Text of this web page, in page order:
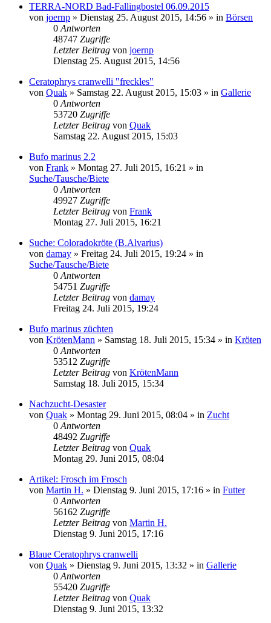
TERRA-NORD Bad-Fallingbostel 06.09.2015
von joernp » Dienstag 25. August 2015, 14:56 » in Börsen
0 Antworten
48747 Zugriffe
Letzter Beitrag von joernp
Dienstag 25. August 2015, 14:56
Ceratophrys cranwelli "freckles"
von Quak » Samstag 22. August 2015, 15:03 » in Gallerie
0 Antworten
53720 Zugriffe
Letzter Beitrag von Quak
Samstag 22. August 2015, 15:03
Bufo marinus 2.2
von Frank » Montag 27. Juli 2015, 16:21 » in
Suche/Tausche/Biete
0 Antworten
49927 Zugriffe
Letzter Beitrag von Frank
Montag 27. Juli 2015, 16:21
Suche: Coloradokröte (B.Alvarius)
von damay » Freitag 24. Juli 2015, 19:24 » in
Suche/Tausche/Biete
0 Antworten
54751 Zugriffe
Letzter Beitrag von damay
Freitag 24. Juli 2015, 19:24
Bufo marinus züchten
von KrötenMann » Samstag 18. Juli 2015, 15:34 » in Kröten
0 Antworten
53512 Zugriffe
Letzter Beitrag von KrötenMann
Samstag 18. Juli 2015, 15:34
Nachzucht-Desaster
von Quak » Montag 29. Juni 2015, 08:04 » in Zucht
0 Antworten
48492 Zugriffe
Letzter Beitrag von Quak
Montag 29. Juni 2015, 08:04
Artikel: Frosch im Frosch
von Martin H. » Dienstag 9. Juni 2015, 17:16 » in Futter
0 Antworten
56162 Zugriffe
Letzter Beitrag von Martin H.
Dienstag 9. Juni 2015, 17:16
Blaue Ceratophrys cranwelli
von Quak » Dienstag 9. Juni 2015, 13:32 » in Gallerie
0 Antworten
55420 Zugriffe
Letzter Beitrag von Quak
Dienstag 9. Juni 2015, 13:32